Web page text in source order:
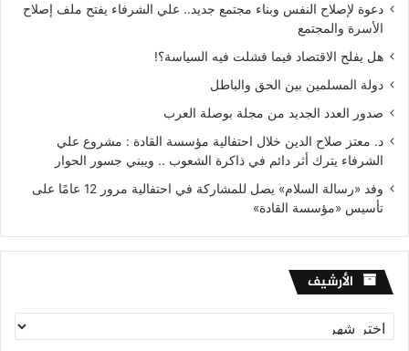
دعوة لإصلاح النفس وبناء مجتمع جديد.. علي الشرفاء يفتح ملف إصلاح
الأسرة والمجتمع
هل يفلح الاقتصاد فيما فشلت فيه السياسة؟!
دولة المسلمين بين الحق والباطل
صدور العدد الجديد من مجلة بوصلة العرب
د. معتز صلاح الدين خلال احتفالية مؤسسة القادة : مشروع علي
الشرفاء يترك أثر دائم في ذاكرة الشعوب .. ويبني جسور الحوار
وفد «رسالة السلام» يصل للمشاركة في احتفالية مرور 12 عامًا على
تأسيس «مؤسسة القادة»
الأرشيف الأرشيف